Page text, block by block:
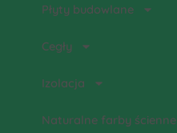
Płyty budowlane
Cegły
Izolacja
Naturalne farby ścienne